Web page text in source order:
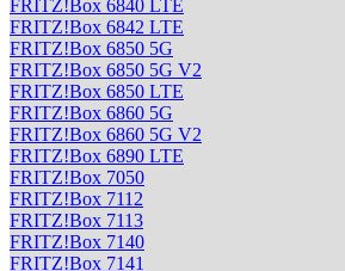
FRITZ!Box 6840 LTE
FRITZ!Box 6842 LTE
FRITZ!Box 6850 5G
FRITZ!Box 6850 5G V2
FRITZ!Box 6850 LTE
FRITZ!Box 6860 5G
FRITZ!Box 6860 5G V2
FRITZ!Box 6890 LTE
FRITZ!Box 7050
FRITZ!Box 7112
FRITZ!Box 7113
FRITZ!Box 7140
FRITZ!Box 7141